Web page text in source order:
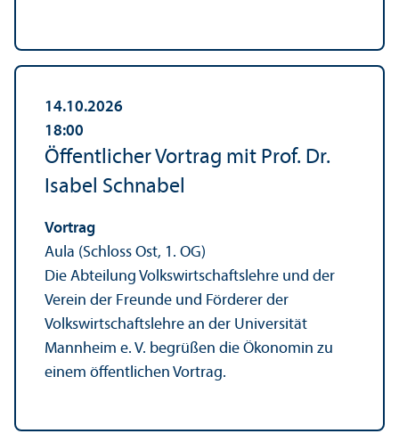
14.10.2026
18:00
Öffentlicher Vortrag mit Prof. Dr.
Isabel Schnabel
Vortrag
Aula (Schloss Ost, 1. OG)
Die Abteilung Volkswirtschafts­lehre und der
Verein der Freunde und Förderer der
Volkswirtschafts­lehre an der Universität
Mannheim e. V. begrüßen die Ökonomin zu
einem öffentlichen Vortrag.